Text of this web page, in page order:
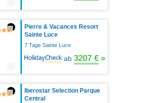
Pierre & Vacances Resort
Sainte Luce
7 Tage Sainte Luce
ab 3207 € »
Iberostar Selection Parque
Central